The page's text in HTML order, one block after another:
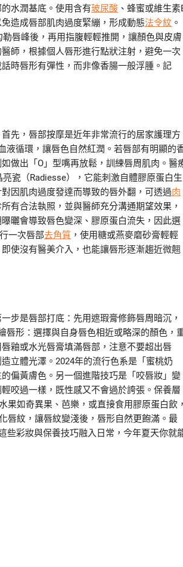
水潤基底。使用含有玻尿酸 、蜂蜜或維生素
造成唇部肌肉過度緊繃，形成動態法令紋 。
唇峰後，再用指腹輕輕推開，讓顏色與皮膚
師，根據個人唇形進行點狀注射，避免一次
時唇形有彈性，而非像香腸一般浮腫。記
先，唇部按摩是近年非常流行的居家護理方
液循環，讓唇色自然紅潤。若唇部有明顯的
做出「O」型嘴再放鬆，訓練唇周肌肉。醫
瓷（Radiesse），它能刺激自體膠原蛋白生
因肌肉過度發達而導致的唇外翻，可透過肉
有合法執照，並與醫師充分溝通期望效果，
曬會導致唇色變深、膠原蛋白流失，因此選
一次唇部去角質 ，使用糖或燕麥磨砂膏輕輕
使沒有醫美介入，也能讓唇形逐漸趨近微翹
步是唇部打底：先用遮瑕膏修飾唇周暗沉，
唇形：選擇與自身唇色相近或略深的顏色，
釉或水光唇膏填滿唇部，注意不要超出唇
立體光澤。2024年的流行色系是「蜜桃奶
偏黃膚色。另一個進階技巧是「咬唇妝」變
咬過一樣，既性感又不會過於誇張。保養層
果如奇異果、芭樂，或直接食用膠原蛋白飲
唇紋，讓唇紋變淺後，唇形自然更飽滿。最
彩妝與保養技巧融入日常，今年夏天你就